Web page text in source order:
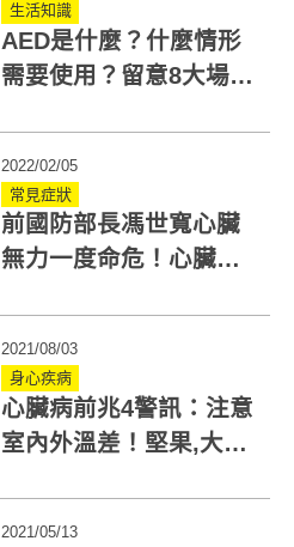
生活知識
AED是什麼？什麼情形
需要使用？留意8大場所
2022/02/05
常見症狀
前國防部長馮世寬心臟
無力一度命危！心臟衰
2021/08/03
身心疾病
心臟病前兆4警訊：注意
室內外溫差！堅果,大蒜
2021/05/13